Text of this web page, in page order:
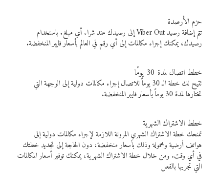
حزم الأرصدة
تتم إضافة رصيد Viber Out إلى رصيدك عند شراء أي مبلغ. باستخدام
رصيدك، يمكنك إجراء مكالمات إلى أي رقم في العالم بأسعار فايبر المنخفضة.
خطط اتصال لمدة 30 يومًا
تتيح لك خطة الـ 30 يوماً للاتصال إجراء مكالمات دولية إلى الوجهة التي
تختارها لمدة 30 يوماً بأسعار فايبر المنخفضة.
خطط الاشتراك الشهرية
تمنحك خطة الاشتراك الشهري المرونة اللازمة لإجراء مكالمات دولية إلى
هواتف أرضية ومحمولة وذلك بأسعار منخفضة، دون الحاجة إلى تجديد خطتك
في أي وقت. ومن خلال خطة الاشتراك الشهرية، يمكنك توفير أسعار المكالمات
التي تجريها بالفعل